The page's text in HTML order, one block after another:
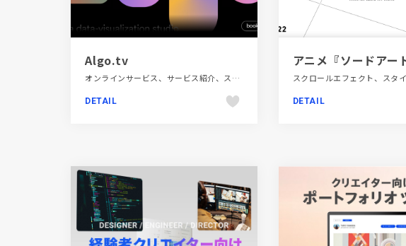
Algo.tv
オンラインサービス、サービス紹介、スクロールエフェクト、タイポグラフィー、フラットデザイン、ブラック系 、ブランド・サービスサイト、モーション多め、海外サイト
DETAIL DETAIL